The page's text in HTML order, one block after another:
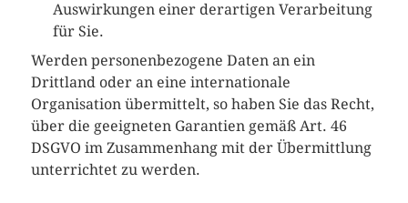
Auswirkungen einer derartigen Verarbeitung
für Sie.
Werden personenbezogene Daten an ein
Drittland oder an eine internationale
Organisation übermittelt, so haben Sie das Recht,
über die geeigneten Garantien gemäß Art. 46
DSGVO im Zusammenhang mit der Übermittlung
unterrichtet zu werden.